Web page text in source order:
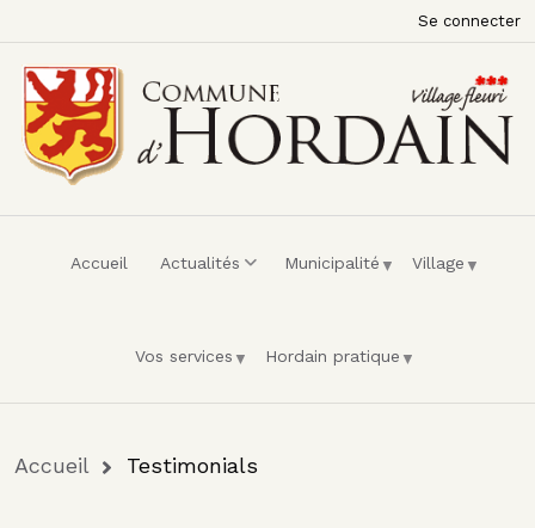
Menu du compte de l'utilisateur
Se connecter
Accueil Actualités Municipalité Village
Vos services Hordain pratique
Fil d'Ariane
Accueil Testimonials